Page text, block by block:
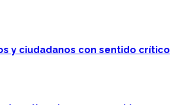
y ciudadanos con sentido crítico